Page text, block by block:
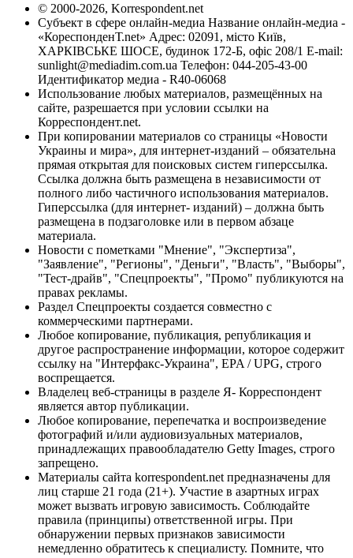
© 2000-2026, Korrespondent.net
Субъект в сфере онлайн-медиа Название онлайн-медиа -
«КореспонденТ.net» Адрес: 02091, місто Київ,
ХАРКІВСЬКЕ ШОСЕ, будинок 172-Б, офіс 208/1 E-mail:
sunlight@mediadim.com.ua Телефон: 044-205-43-00
Идентификатор медиа - R40-06068
Использование любых материалов, размещённых на
сайте, разрешается при условии ссылки на
Корреспондент.net.
При копировании материалов со страницы «Новости
Украины и мира», для интернет-изданий – обязательна
прямая открытая для поисковых систем гиперссылка.
Ссылка должна быть размещена в независимости от
полного либо частичного использования материалов.
Гиперссылка (для интернет- изданий) – должна быть
размещена в подзаголовке или в первом абзаце
материала.
Новости с пометками "Мнение", "Экспертиза",
"Заявление", "Регионы", "Деньги", "Власть", "Выборы",
"Тест-драйв", "Спецпроекты", "Промо" публикуются на
правах рекламы.
Раздел Спецпроекты создается совместно с
коммерческими партнерами.
Любое копирование, публикация, републикация и
другое распространение информации, которое содержит
ссылку на "Интерфакс-Украина", EPA / UPG, строго
воспрещается.
Владелец веб-страницы в разделе Я- Корреспондент
является автор публикации.
Любое копирование, перепечатка и воспроизведение
фотографий и/или аудиовизуальных материалов,
принадлежащих правообладателю Getty Images, строго
запрещено.
Материалы сайта korrespondent.net предназначены для
лиц старше 21 года (21+). Участие в азартных играх
может вызвать игровую зависимость. Соблюдайте
правила (принципы) ответственной игры. При
обнаружении первых признаков зависимости
немедленно обратитесь к специалисту. Помните, что